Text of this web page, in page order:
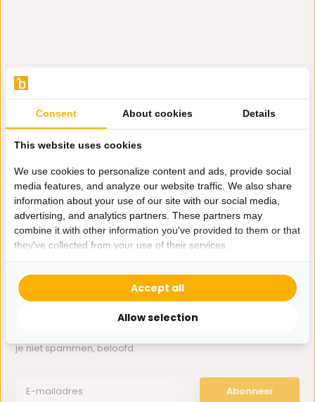
Hulp nodig?
Wij zitten voor je klaar.
Whatsapp ons
0162-231130
klantenservice@bazaaronline.nl
je niet spammen, beloofd.
Abonneer
Consent About cookies Details
This website uses cookies
We use cookies to personalize content and ads, provide social
media features, and analyze our website traffic. We also share
information about your use of our site with our social media,
advertising, and analytics partners. These partners may
combine it with other information you've provided to them or that
they've collected from your use of their services.
Allow selection
Accept all